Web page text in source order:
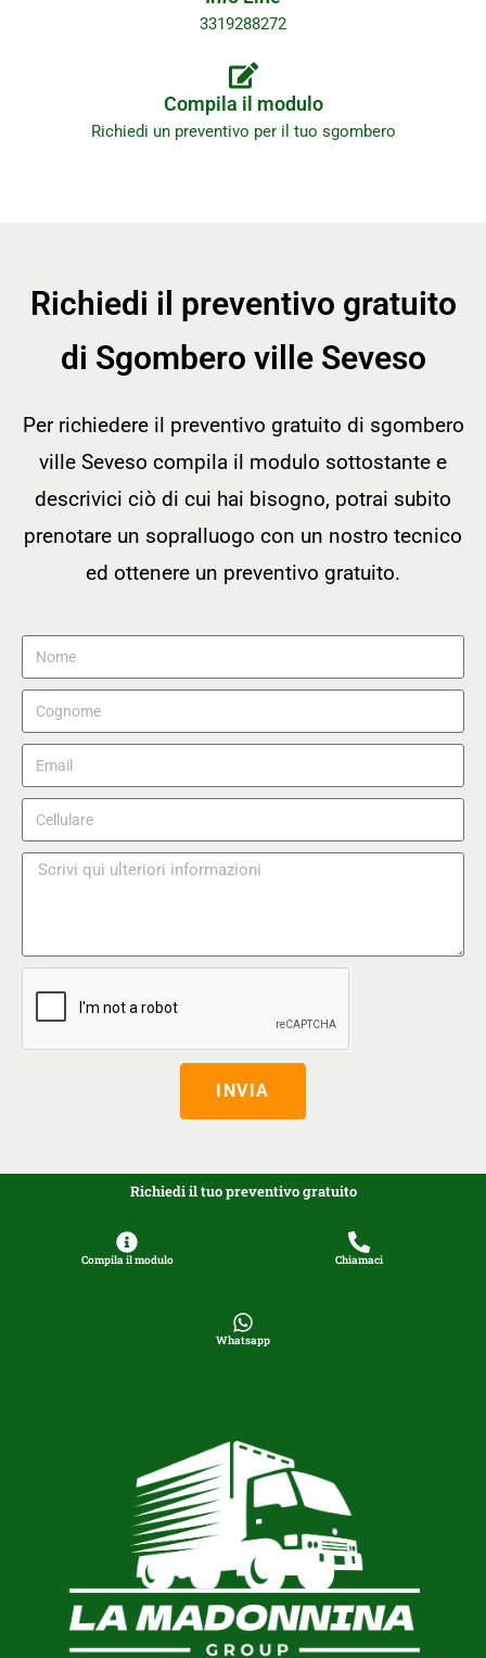
3319288272
Compila il modulo
Richiedi un preventivo per il tuo sgombero
Richiedi il preventivo gratuito
di Sgombero ville Seveso
Per richiedere il preventivo gratuito di sgombero
ville Seveso compila il modulo sottostante e
descrivici ciò di cui hai bisogno, potrai subito
prenotare un sopralluogo con un nostro tecnico
ed ottenere un preventivo gratuito.
INVIA
Richiedi il tuo preventivo gratuito
Compila il modulo Chiamaci
Whatsapp